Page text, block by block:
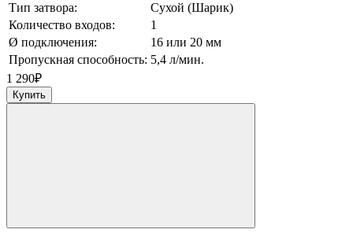
Тип затвора:
Сухой (Шарик)
Количество входов:
1
Ø подключения:
16 или 20 мм
Пропускная способность: 5,4 л/мин.
1 290₽
Купить